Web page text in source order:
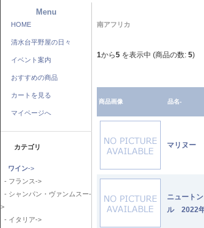
Menu
HOME
清水台平野屋の日々
イベント案内
おすすめの商品
カートを見る
マイページへ
カテゴリ
ワイン->
- フランス->
- シャンパン・ヴァンムスー-
>
- イタリア->
南アフリカ
1から5 を表示中 (商品の数: 5)
商品画像 品名-
マリヌー
ニュート
ル 2022